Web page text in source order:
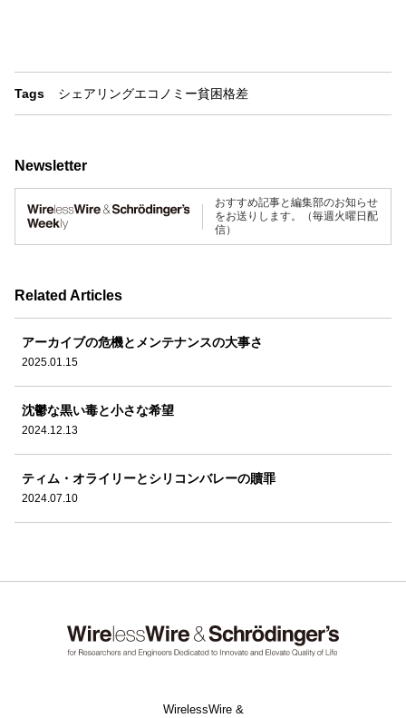
Tags シェアリングエコノミー貧困格差
Newsletter
おすすめ記事と編集部のお知らせ
をお送りします。（毎週火曜日配
信）
Related Articles
アーカイブの危機とメンテナンスの大事さ
2025.01.15
沈鬱な黒い毒と小さな希望
2024.12.13
ティム・オライリーとシリコンバレーの贖罪
2024.07.10
WirelessWire &